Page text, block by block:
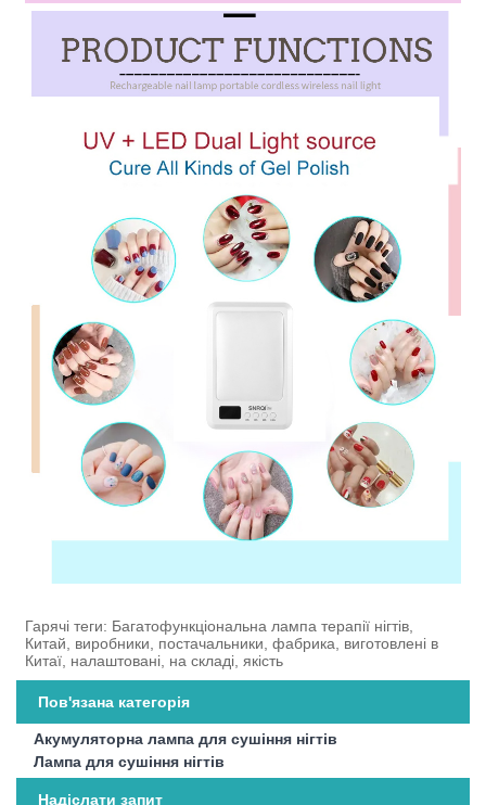
Гарячі теги: Багатофункціональна лампа терапії нігтів,
Китай, виробники, постачальники, фабрика, виготовлені в
Китаї, налаштовані, на складі, якість
Пов'язана категорія
Акумуляторна лампа для сушіння нігтів
Лампа для сушіння нігтів
Надіслати запит